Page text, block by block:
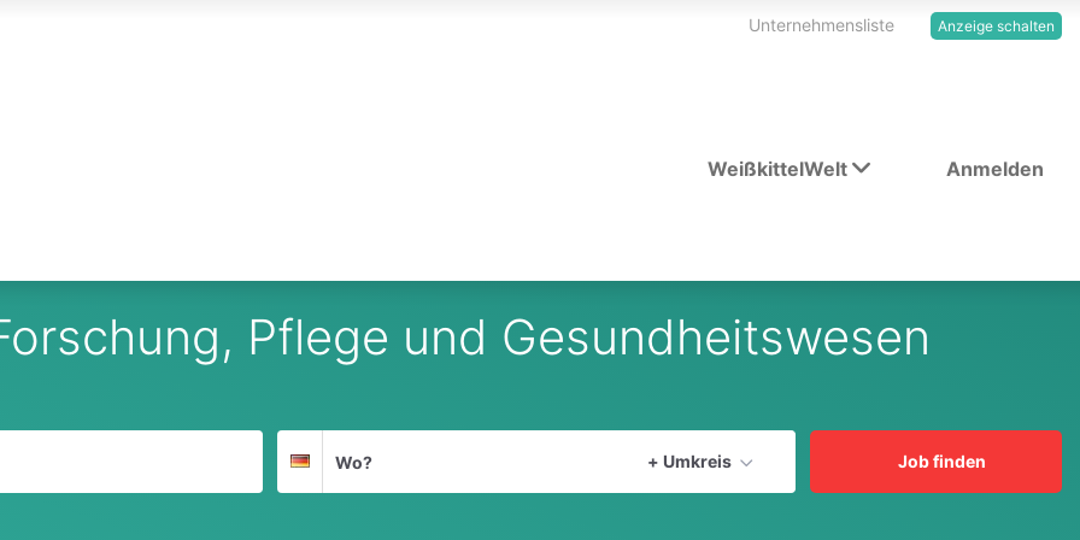
Anzeige schalten
Unternehmensliste
Anmelden
WeißkittelWelt
Pflege und Gesundheitswesen
Deutschland
+ Umkreis
Aktuellen Ort verwenden
Job finden